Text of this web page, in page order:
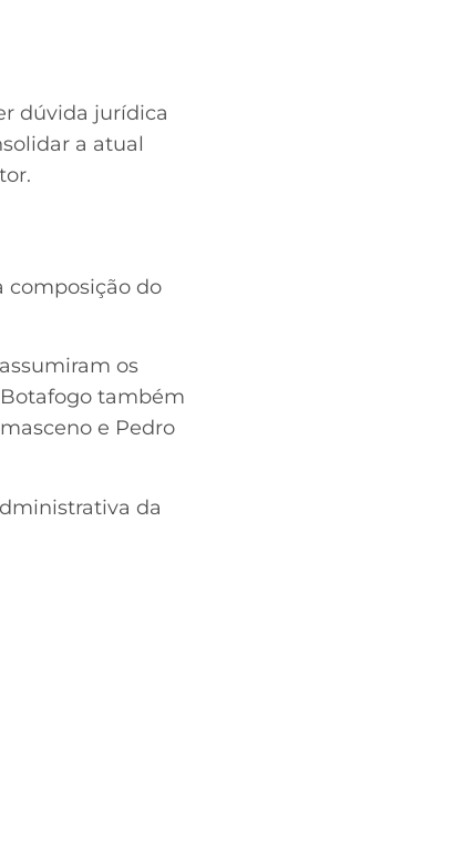
dúvida jurídica
a atual
composição do
os
também
e Pedro
da